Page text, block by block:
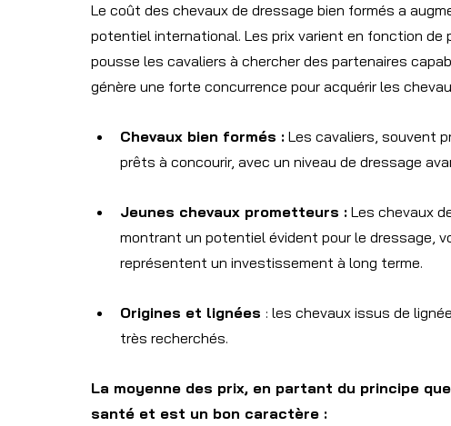
Le coût des chevaux de dressage bien formés a
potentiel international. Les prix varient en fonction
pousse les cavaliers à chercher des partenaires
génère une forte concurrence pour acquérir les
Chevaux bien formés : Les cavaliers, souvent
prêts à concourir, avec un niveau de dressage
Jeunes chevaux prometteurs : Les chevaux
montrant un potentiel évident pour le dressage,
représentent un investissement à long terme.
Origines et lignées : les chevaux issus de
très recherchés.
La moyenne des prix, en partant du principe
santé et est un bon caractère :